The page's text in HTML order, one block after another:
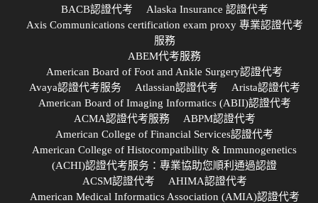
BACB認證代考
Alaska Insurance 認證代考
Axis Communications certification exam proxy 專業認證代考
服務
ABEM代考服務
American Board of Foot and Ankle Surgery認證代考
Avaya認證代考服务
Atlassian認證代考
Arista認證代考
American Board of Imaging Informatics (ABII)認證代考
ACMA認證代考服務
ABPM認證代考
American College of Financial Services認證代考
American College of Histocompatibility & Immunogenetics
(ACHI)認證代考服务：專業協助您順利通過認證
ACSM認證代考
AHIMA認證代考
American Medical Informatics Association (AMIA)認證代考